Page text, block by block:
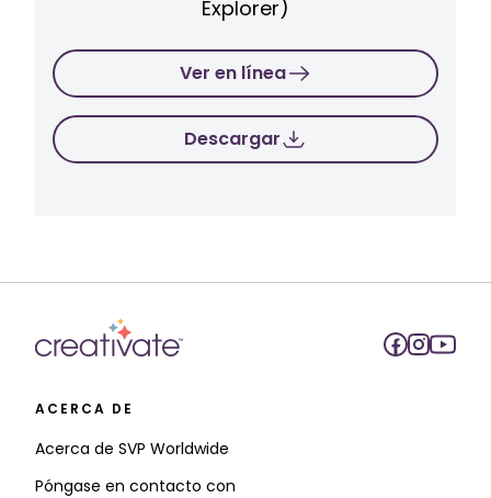
Explorer)
Ver en línea
Descargar
ACERCA DE
Acerca de SVP Worldwide
Póngase en contacto con